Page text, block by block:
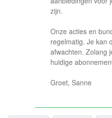
zijn.
Onze acties en
regelmatig. Je kan
afwachten. Zolang
huidige
Groet, Sanne